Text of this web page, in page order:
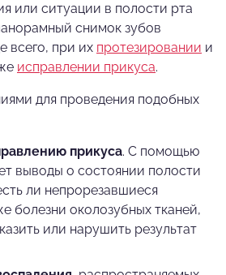
или ситуации в полости рта
снимок зубов
всего, при их протезировании и
исправлении прикуса.
для проведения подобных
прикуса. С помощью
выводы о состоянии полости
ли непрорезавшиеся
болезни околозубных тканей,
или нарушить результат